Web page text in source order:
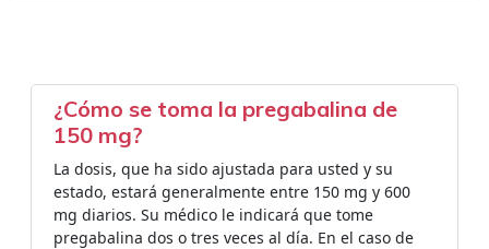
¿Cómo se toma la pregabalina de
150 mg?
La dosis, que ha sido ajustada para usted y su
estado, estará generalmente entre 150 mg y 600
mg diarios. Su médico le indicará que tome
pregabalina dos o tres veces al día. En el caso de